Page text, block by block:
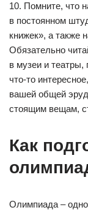
10. Помните, что
в постоянном
книжек», а также
Обязательно
в музеи и театры,
что-то
вашей общей
стоящим вещам,
Как
Олимпиада –